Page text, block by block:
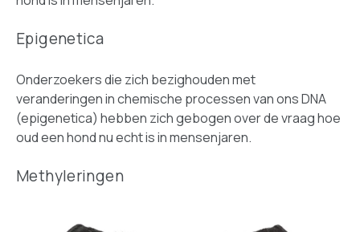
Epigenetica
Onderzoekers die zich bezighouden met
veranderingen in chemische processen van ons DNA
(epigenetica) hebben zich gebogen over de vraag hoe
oud een hond nu echt is in mensenjaren.
Methyleringen